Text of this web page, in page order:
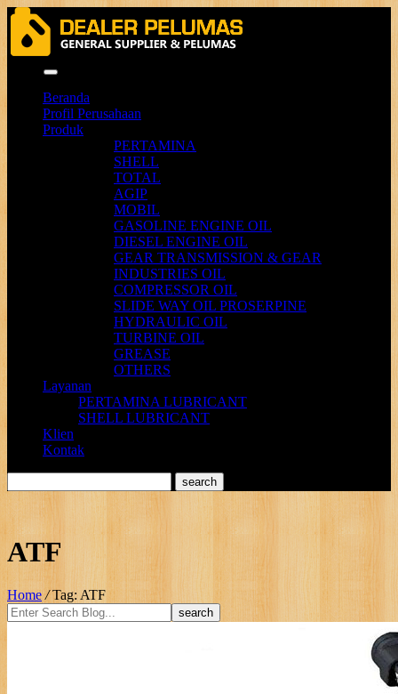
Beranda
Profil Perusahaan
Produk
PERTAMINA
SHELL
TOTAL
AGIP
MOBIL
GASOLINE ENGINE OIL
DIESEL ENGINE OIL
GEAR TRANSMISSION & GEAR
INDUSTRIES OIL
COMPRESSOR OIL
SLIDE WAY OIL PROSERPINE
HYDRAULIC OIL
TURBINE OIL
GREASE
OTHERS
Layanan
PERTAMINA LUBRICANT
SHELL LUBRICANT
Klien
Kontak
ATF
Home / Tag: ATF